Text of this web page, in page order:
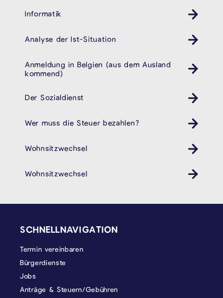
Informatik
Analyse der Ist-Situation
Anmeldung in Belgien (aus dem Ausland
kommend)
Der Sozialdienst
Wer muss die Steuer bezahlen?
Wohnsitzwechsel
Wohnsitzwechsel
SCHNELLNAVIGATION
Termin vereinbaren
Bürgerdienste
Jobs
Anträge & Steuern/Gebühren